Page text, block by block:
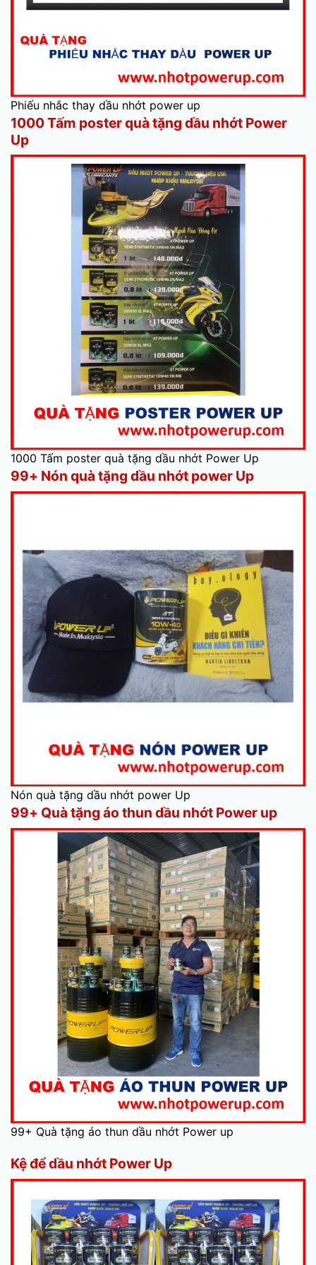
Phiếu nhắc thay dầu nhớt power up
1000 Tấm poster quà tặng dầu nhớt Power
Up
1000 Tấm poster quà tặng dầu nhớt Power Up
99+ Nón quà tặng dầu nhớt power Up
Nón quà tặng dầu nhớt power Up
99+ Quà tặng áo thun dầu nhớt Power up
99+ Quà tặng áo thun dầu nhớt Power up
Kệ để dầu nhớt Power Up